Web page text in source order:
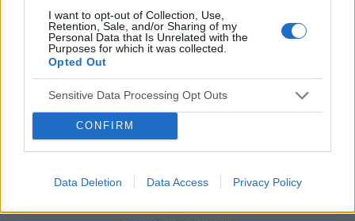
I want to opt-out of Collection, Use,
Retention, Sale, and/or Sharing of my
Personal Data that Is Unrelated with the
Purposes for which it was collected.
Opted Out
Sensitive Data Processing Opt Outs
CONFIRM
Data Deletion Data Access Privacy Policy
Otępienie w chorobie Alzheimera
Patogeneza dwubiegunowych zaburzeń afektywnych
Schizofrenia - rodzaje
Schizofrenia katatoniczna - przyczyny, objawy, diagnoza,
leczenie
Uzależnienie od alkoholu
Zaburzenia schizofreniczne - przyczyny, objawy,
diagnoza, leczenie